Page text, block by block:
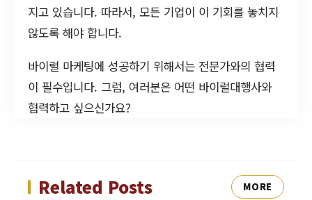
지고 있습니다. 따라서, 모든 기업이 이 기회를 놓치지
않도록 해야 합니다.
바이럴 마케팅에 성공하기 위해서는 전문가와의 협력
이 필수입니다. 그럼, 여러분은 어떤 바이럴대행사와
협력하고 싶으신가요?
Related Posts MORE